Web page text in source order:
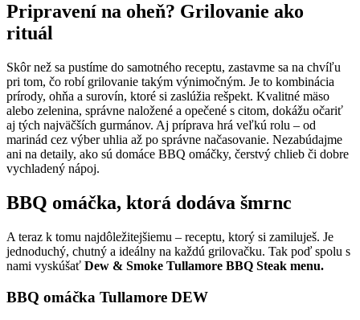
Pripravení na oheň? Grilovanie ako
rituál
Skôr než sa pustíme do samotného receptu, zastavme sa na chvíľu
pri tom, čo robí grilovanie takým výnimočným. Je to kombinácia
prírody, ohňa a surovín, ktoré si zaslúžia rešpekt. Kvalitné mäso
alebo zelenina, správne naložené a opečené s citom, dokážu očariť
aj tých najväčších gurmánov. Aj príprava hrá veľkú rolu – od
marinád cez výber uhlia až po správne načasovanie. Nezabúdajme
ani na detaily, ako sú domáce BBQ omáčky, čerstvý chlieb či dobre
vychladený nápoj.
BBQ omáčka, ktorá dodáva šmrnc
A teraz k tomu najdôležitejšiemu – receptu, ktorý si zamiluješ. Je
jednoduchý, chutný a ideálny na každú grilovačku. Tak poď spolu s
nami vyskúšať Dew & Smoke Tullamore BBQ Steak menu.
BBQ omáčka Tullamore DEW